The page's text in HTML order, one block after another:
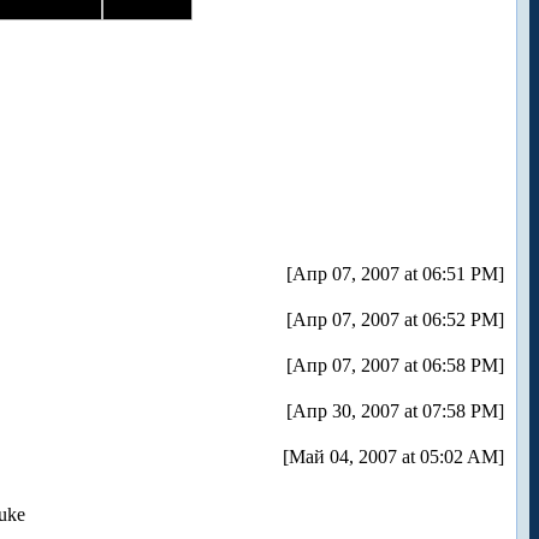
[Апр 07, 2007 at 06:51 PM]
[Апр 07, 2007 at 06:52 PM]
[Апр 07, 2007 at 06:58 PM]
[Апр 30, 2007 at 07:58 PM]
[Май 04, 2007 at 05:02 AM]